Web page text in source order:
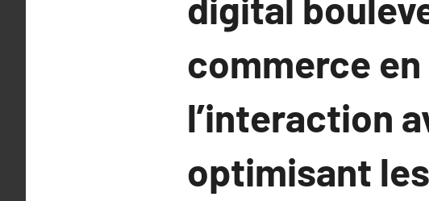
commerce
l’interaction
optimisant